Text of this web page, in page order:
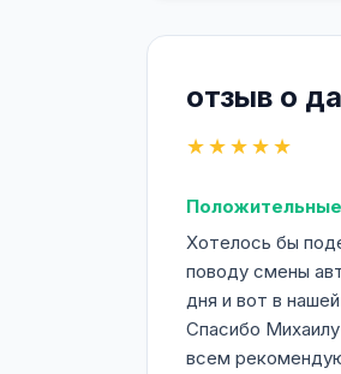
отзыв о
★★★★★
Хотелось бы
поводу смены
дня и вот в
Спасибо
всем